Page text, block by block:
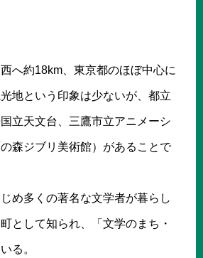
へ約18km、東京都のほぼ中心に
地という印象は少ないが、都立
立天文台、三鷹市立アニメーシ
森ジブリ美術館）があることで
め多くの著名な文学者が暮らし
として知られ、「文学のまち・
る。